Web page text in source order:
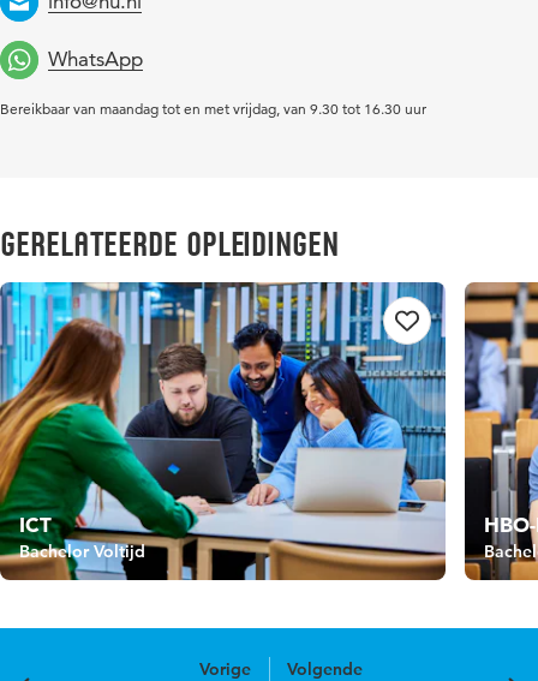
Email
WhatsApp
Bereikbaar van maandag tot en met vrijdag, van 9.30 tot 16.30 uur
Gerelateerde opleidingen
ICT
Bachelor Voltijd
Vorige Volgende